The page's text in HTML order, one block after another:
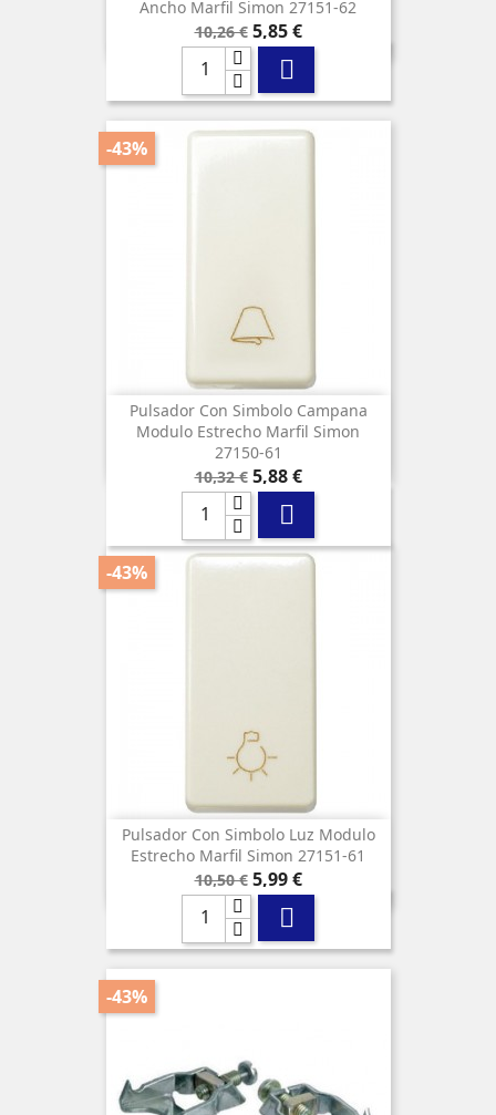
Ancho Marfil Simon 27151-62
Precio
base
10,26 € Precio
5,85 €

Pulsador Con Simbolo Campana
Modulo Estrecho Marfil Simon
27150-61
Precio
base
10,32 €
-43%
Precio
5,88 €

Pulsador Con Simbolo Luz Modulo
Estrecho Marfil Simon 27151-61
Precio
base
10,50 €
-43%
Precio
5,99 €

-43%